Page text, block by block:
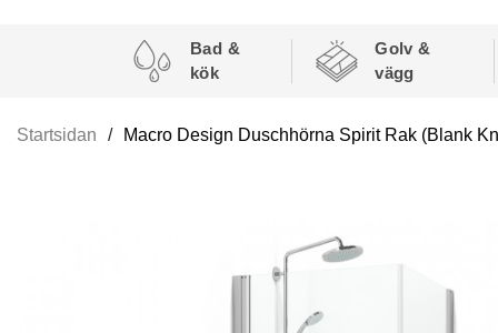
Bad &
kök
Golv &
vägg
Startsidan Macro Design Duschhörna Spirit Rak (Blank